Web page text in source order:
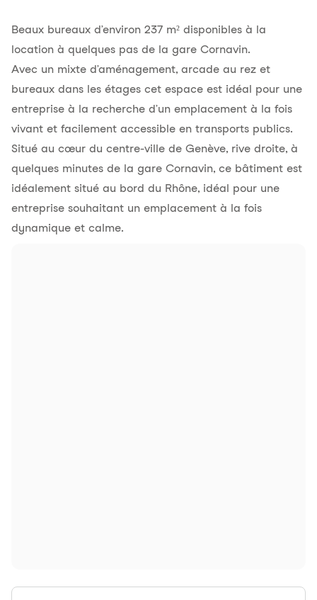
Beaux bureaux d’environ 237 m² disponibles à la
location à quelques pas de la gare Cornavin.
Avec un mixte d’aménagement, arcade au rez et
bureaux dans les étages cet espace est idéal pour une
entreprise à la recherche d’un emplacement à la fois
vivant et facilement accessible en transports publics.
Situé au cœur du centre-ville de Genève, rive droite, à
quelques minutes de la gare Cornavin, ce bâtiment est
idéalement situé au bord du Rhône, idéal pour une
entreprise souhaitant un emplacement à la fois
dynamique et calme.